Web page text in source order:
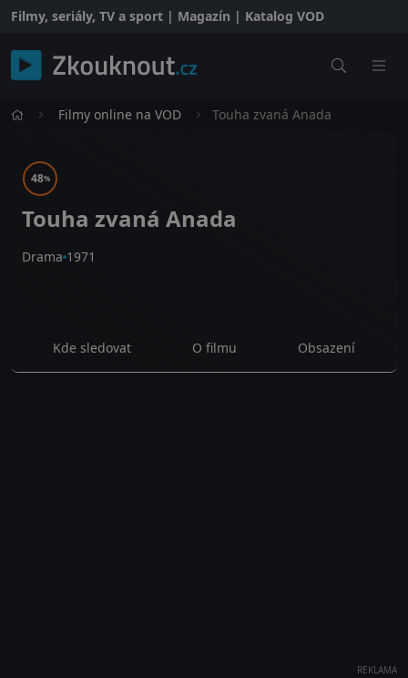
Filmy, seriály, TV a sport | Magazín | Katalog VOD
Filmy online na VOD Touha zvaná Anada
48%
Touha zvaná Anada
Drama 1971
Kde sledovat O filmu Obsazení
REKLAMA